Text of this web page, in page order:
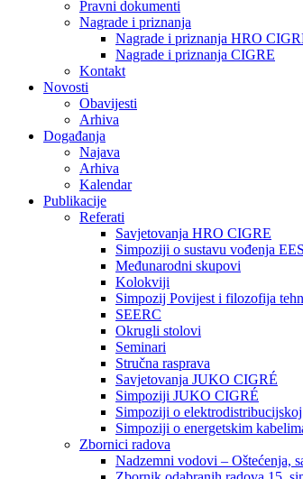
Pravni dokumenti
Nagrade i priznanja
Nagrade i priznanja HRO
Nagrade i priznanja CIGRE
Kontakt
Novosti
Obavijesti
Arhiva
Događanja
Najava
Arhiva
Kalendar
Publikacije
Referati
Savjetovanja HRO CIGRE
Simpoziji o sustavu vođenja
Međunarodni skupovi
Kolokviji​
Simpozij Povijest i filozofija
SEERC
Okrugli stolovi
Seminari​
Stručna rasprava​
Savjetovanja JUKO CIGRÉ
Simpoziji JUKO CIGRÉ
Simpoziji o
Simpoziji o energetskim
Zbornici radova
Nadzemni vodovi – Oštećenja,